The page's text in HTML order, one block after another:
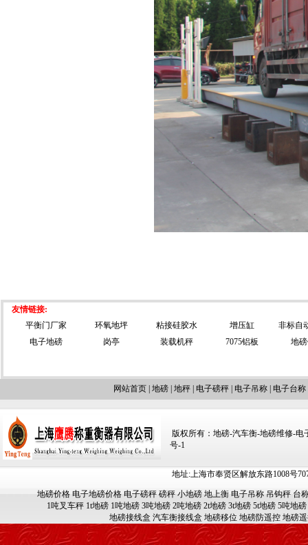
友情链接:
平衡门厂家
环氧地坪 粘接硅胶水 增压缸
非标自
电子地磅
岗亭 装载机秤 7075铝板 地
网站首页 地磅 地秤 电子磅秤 电子吊称 电子台称
版权所有：地磅-汽车衡-地磅维修-电
号-1
地址:上海市奉贤区解放东路1008号
地磅价格 电子地磅价格 电子磅秤 磅秤 小地磅 地上衡 电子吊称 吊钩秤 台
1吨叉车秤 1t地磅 1吨地磅 3吨地磅 2吨地磅 2t地磅 3t地磅 5t地磅 5吨地磅
地磅接线盒 汽车衡接线盒 地磅移位 地磅防遥控 地磅